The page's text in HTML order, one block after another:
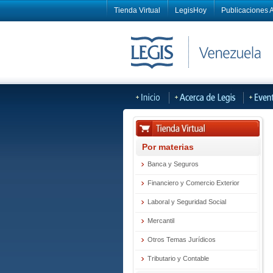
Tienda Virtual LegisHoy Publicaciones
Por materias
Banca y Seguros
Financiero y Comercio Exterior
Laboral y Seguridad Social
Mercantil
Otros Temas Jurídicos
Tributario y Contable